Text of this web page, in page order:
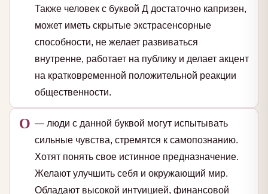
Также человек с буквой Д достаточно капризен,
может иметь скрытые экстрасенсорные
способности, не желает развиваться
внутренне, работает на публику и делает акцент
на кратковременной положительной реакции
общественности.
О — люди с данной буквой могут испытывать
сильные чувства, стремятся к самопознанию.
Хотят понять свое истинное предназначение.
Желают улучшить себя и окружающий мир.
Обладают высокой интуицией, финансовой